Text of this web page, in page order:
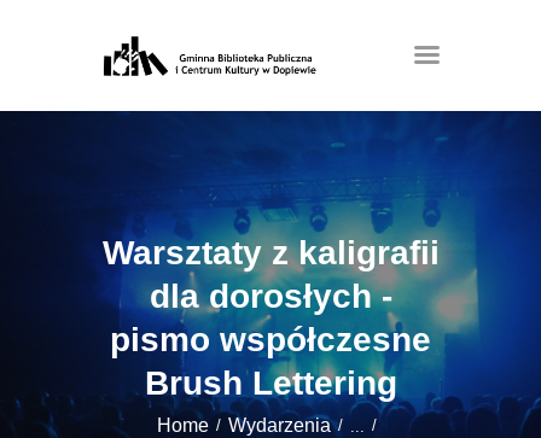
Warsztaty z kaligrafii
dla dorosłych -
pismo współczesne
Brush Lettering
Home Wydarzenia ...